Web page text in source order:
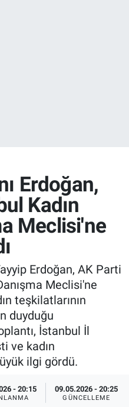
Erdoğan,
Kadın
Meclisi'ne
Erdoğan, AK Parti
Meclisi'ne
teşkilatlarının
duyduğu
İstanbul İl
ve kadın
ilgi gördü.
- 20:15 09.05.2026 - 20:25
GÜNCELLEME